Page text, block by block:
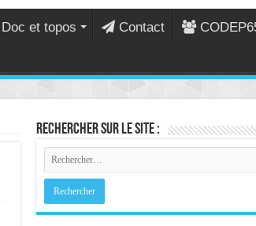
Doc et topos Contact
Rechercher sur le site :